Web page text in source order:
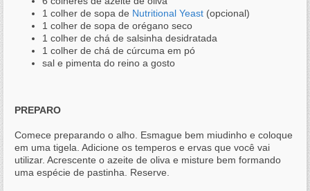
1 colher de sopa de Nutritional Yeast (opcional)
1 colher de sopa de orégano seco
1 colher de chá de salsinha desidratada
1 colher de chá de cúrcuma em pó
sal e pimenta do reino a gosto
PREPARO
Comece preparando o alho. Esmague bem miudinho e coloque
em uma tigela. Adicione os temperos e ervas que você vai
utilizar. Acrescente o azeite de oliva e misture bem formando
uma espécie de pastinha. Reserve.